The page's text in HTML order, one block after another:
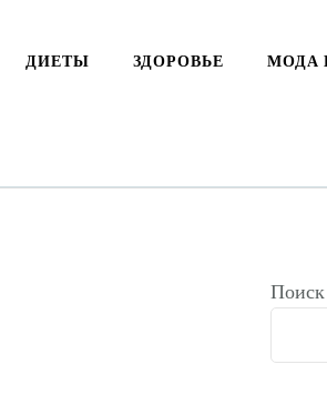
ДИЕТЫ ЗДОРОВЬЕ МОДА
Поиск